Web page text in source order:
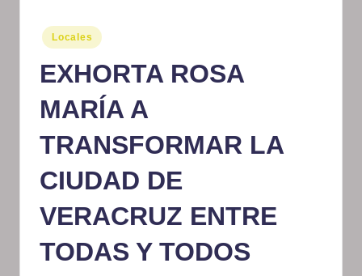
m
at
iv
o
Publicado
en
Locales
EXHORTA ROSA
MARÍA A
TRANSFORMAR LA
CIUDAD DE
VERACRUZ ENTRE
TODAS Y TODOS